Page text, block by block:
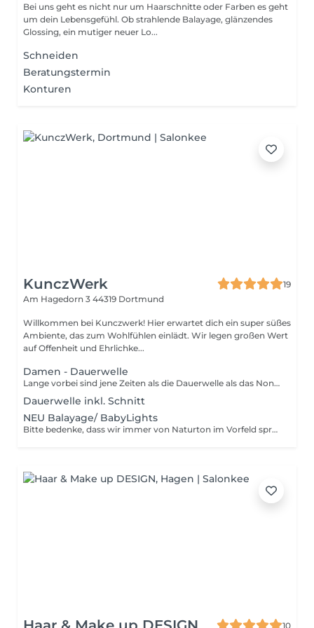
Bei uns geht es nicht nur um Haarschnitte oder Farben es geht
um dein Lebensgefühl. Ob strahlende Balayage, glänzendes
Glossing, ein mutiger neuer Lo...
Schneiden
Beratungstermin
Konturen
KunczWerk
19
Am Hagedorn 3 44319 Dortmund
Willkommen bei Kunczwerk! Hier erwartet dich ein super süßes
Ambiente, das zum Wohlfühlen einlädt. Wir legen großen Wert
auf Offenheit und Ehrlichke...
Damen - Dauerwelle
Lange vorbei sind jene Zeiten als die Dauerwelle als das Nonplusultra der Haarmode galt. Typische Dauerwellen-Frisuren wie noch in den Achtzigern sieht man heutzutage folglich auch eher bei reiferen Damen. Die Technik, glattes Haar ohne tägliche Lockenstab-Kur in Wellenform zu bringen, ist dagegen ein nach wie vor gefragtes Können bei Friseuren. Schließlich lassen sich damit coole Wuschel-Bobs, voluminöse Wallehaare und andere Trendfrisuren zaubern, die Stars von Hollywood bis London und Berlin auf roten Teppichen und vor der Kamera tragen.
Dauerwelle inkl. Schnitt
NEU Balayage/ BabyLights
Bitte bedenke, dass wir immer von Naturton im Vorfeld sprechen sollte mehr Aufwand entstehen bitte Preis angepasst
10